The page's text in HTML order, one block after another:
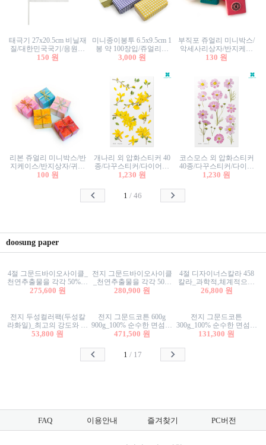
태극기 27x20.5cm 비닐재
질/대한민국국기/응원깃
발/행사깃발
150 원
미니종이봉투 6.5x9.5cm 1
봉 약 100장입/쥬얼리봉
투/증명사진봉투/악세사
3,000 원
부직포 쥬얼리 미니박스/
악세사리상자/반지케이
스/반지상자/귀걸이상자/
130 원
리본 쥬얼리 미니박스/반
지케이스/반지상자/귀걸
이상자/귀걸이박스/악세
100 원
개나리 외 압화스티커 40
종/다꾸스티커/다이어리
꾸미기/꽃스티커/자연물
1,230 원
코스모스 외 압화스티커
40종/다꾸스티커/다이어
리꾸미기/꽃스티커/자연
1,230 원
1 /46
doosung paper
4절 그문드바이오사이클_
천연추출물을 각각 50%이
상 함유한 친환경그래픽
275,600 원
전지 그문드바이오사이클
_천연추출물을 각각 50%
이상 함유한 친환경그래
280,900 원
4절 디자이너스칼라 458
칼라_과학적,체계적으로
분류된 200색을 갖춘 색지
26,800 원
전지 두성컬러팩(두성칼
라화일)_최고의 강도와 평
활성을 지닌 다양한 컬러
53,800 원
전지 그문드코튼 600g
900g_100% 순수한 면섬유
로 만든 친환경프리미엄
471,500 원
전지 그문드코튼
300g_100% 순수한 면섬유
로 만든 친환경프리미엄
131,300 원
1 / 17
FAQ 이용안내 즐겨찾기 PC버전